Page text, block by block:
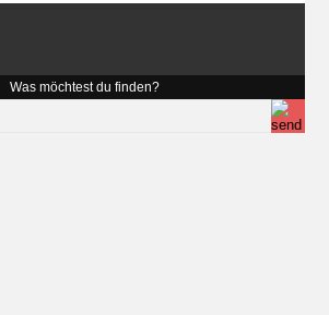
Was möchtest du finden?